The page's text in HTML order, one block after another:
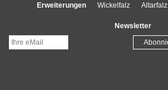
Erweiterungen
Wickelfalz Altarfalz
Newsletter